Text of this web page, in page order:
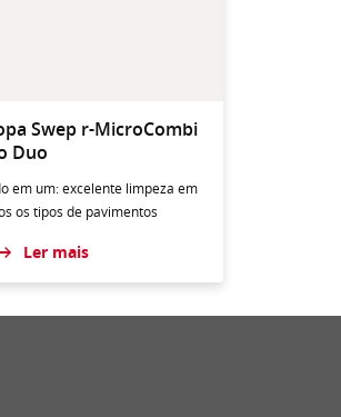
Swep r-MicroCombi
Duo
em um: excelente limpeza em
os tipos de pavimentos
Ler mais